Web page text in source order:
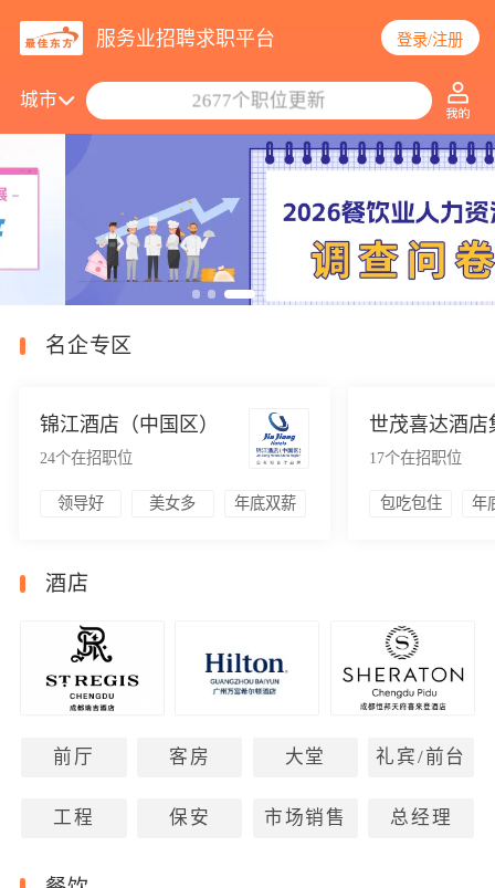
服务业招聘求职平台 登录/注册
城市
2677个职位更新
名企专区
锦江酒店（中国区）
24个在招职位
领导好 美女多 年底双薪
世茂喜达酒店
17个在招职位
包吃包住 年
酒店
前厅 客房 大堂 礼宾/前台
工程 保安 市场销售 总经理